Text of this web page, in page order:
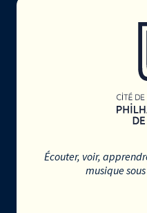
Écouter, voir,
musique